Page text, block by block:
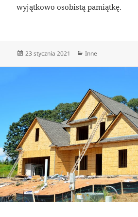
wyjątkowo osobistą pamiątkę.
Data
23 stycznia 2021 Kategorie
Inne